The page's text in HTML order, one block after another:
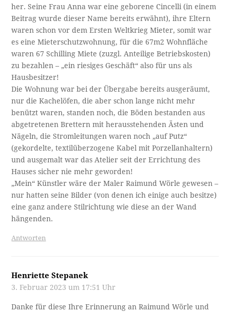
her. Seine Frau Anna war eine geborene Cincelli (in einem
Beitrag wurde dieser Name bereits erwähnt), ihre Eltern
waren schon vor dem Ersten Weltkrieg Mieter, somit war
es eine Mieterschutzwohnung, für die 67m2 Wohnfläche
waren 67 Schilling Miete (zuzgl. Anteilige Betriebskosten)
zu bezahlen – „ein riesiges Geschäft“ also für uns als
Hausbesitzer!
Die Wohnung war bei der Übergabe bereits ausgeräumt,
nur die Kachelöfen, die aber schon lange nicht mehr
benützt waren, standen noch, die Böden bestanden aus
abgetretenen Brettern mit herausstehenden Ästen und
Nägeln, die Stromleitungen waren noch „auf Putz“
(gekordelte, textilüberzogene Kabel mit Porzellanhaltern)
und ausgemalt war das Atelier seit der Errichtung des
Hauses sicher nie mehr geworden!
„Mein“ Künstler wäre der Maler Raimund Wörle gewesen –
nur hatten seine Bilder (von denen ich einige auch besitze)
eine ganz andere Stilrichtung wie diese an der Wand
hängenden.
Antworten
Henriette Stepanek
3. Februar 2023 um 17:51 Uhr
Danke für diese Ihre Erinnerung an Raimund Wörle und